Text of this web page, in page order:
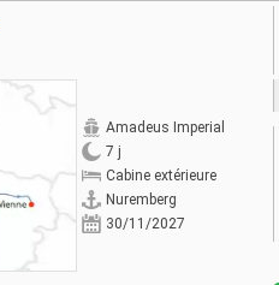
Amadeus Imperial
7 j
Cabine extérieure
Nuremberg
30/11/2027